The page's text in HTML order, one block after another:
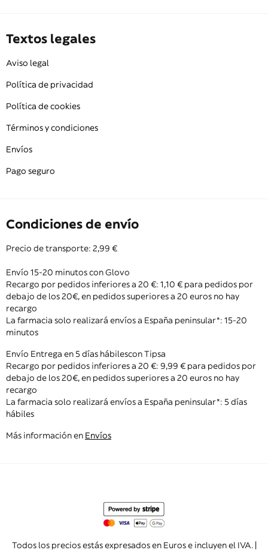
Textos legales
Aviso legal
Política de privacidad
Política de cookies
Términos y condiciones
Envíos
Pago seguro
Condiciones de envío
Precio de transporte: 2,99 €
Envío 15-20 minutos con Glovo
Recargo por pedidos inferiores a 20 €: 1,10 € para pedidos por
debajo de los 20€, en pedidos superiores a 20 euros no hay
recargo
La farmacia solo realizará envíos a España peninsular*: 15-20
minutos
Envío Entrega en 5 días hábiles con Tipsa
Recargo por pedidos inferiores a 20 €: 9,99 € para pedidos por
debajo de los 20€, en pedidos superiores a 20 euros no hay
recargo
La farmacia solo realizará envíos a España peninsular*: 5 días
hábiles
Más información en Envíos
Todos los precios estás expresados en Euros e incluyen el IVA. |